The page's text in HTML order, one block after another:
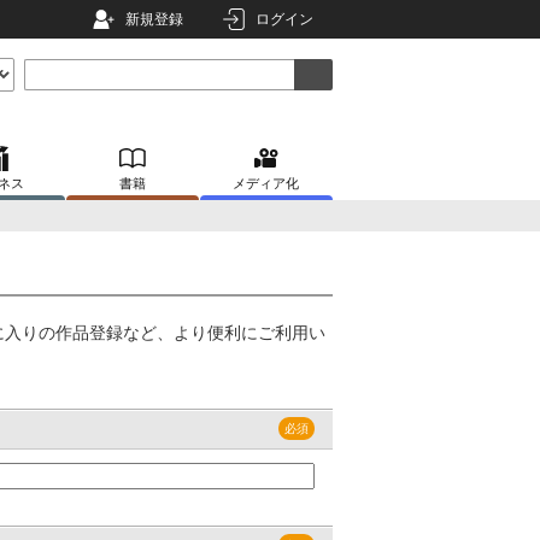
新規登録 ログイン
ス 書籍 メディア化
りの作品登録など、より便利にご利用い